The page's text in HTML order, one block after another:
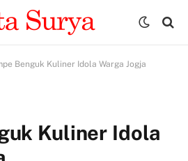
Benguk Kuliner Idola Warga Jogja
Kuliner Idola